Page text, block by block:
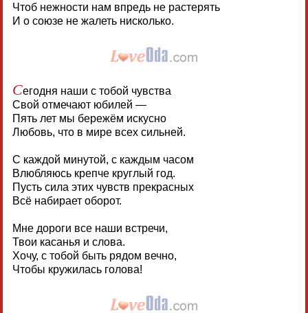
Чтоб нежности нам впредь не растерять
И о союзе не жалеть нисколько.
Сегодня наши с тобой чувства
Свой отмечают юбилей —
Пять лет мы бережём искусно
Любовь, что в мире всех сильней.
С каждой минутой, с каждым часом
Влюбляюсь крепче круглый год.
Пусть сила этих чувств прекрасных
Всё набирает оборот.
Мне дороги все наши встречи,
Твои касанья и слова.
Хочу, с тобой быть рядом вечно,
Чтобы кружилась голова!